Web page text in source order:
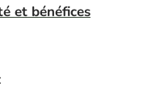
et bénéfices